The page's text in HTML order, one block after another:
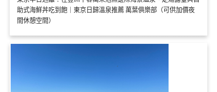
助式海鮮丼吃到飽｜東京日歸溫泉推薦 萬葉俱樂部（可供加價夜
間休憩空間）